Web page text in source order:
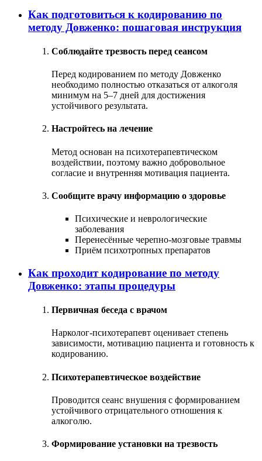
Как подготовиться к кодированию по
методу Довженко: пошаговая инструкция
Соблюдайте трезвость перед сеансом
Перед кодированием по методу Довженко
необходимо полностью отказаться от алкоголя
минимум на 5–7 дней для достижения
устойчивого результата.
Настройтесь на лечение
Метод основан на психотерапевтическом
воздействии, поэтому важно добровольное
согласие и внутренняя мотивация пациента.
Сообщите врачу информацию о здоровье
Психические и неврологические
заболевания
Перенесённые черепно-мозговые травмы
Приём психотропных препаратов
Как проходит кодирование по методу
Довженко: этапы процедуры
Первичная беседа с врачом
Нарколог-психотерапевт оценивает степень
зависимости, мотивацию пациента и готовность к
кодированию.
Психотерапевтическое воздействие
Проводится сеанс внушения с формированием
устойчивого отрицательного отношения к
алкоголю.
Формирование установки на трезвость